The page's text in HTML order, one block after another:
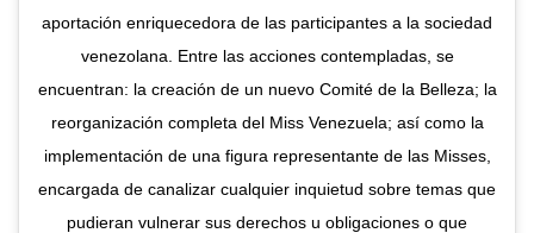
aportación enriquecedora de las participantes a la sociedad
venezolana. Entre las acciones contempladas, se
encuentran: la creación de un nuevo Comité de la Belleza; la
reorganización completa del Miss Venezuela; así como la
implementación de una figura representante de las Misses,
encargada de canalizar cualquier inquietud sobre temas que
pudieran vulnerar sus derechos u obligaciones o que